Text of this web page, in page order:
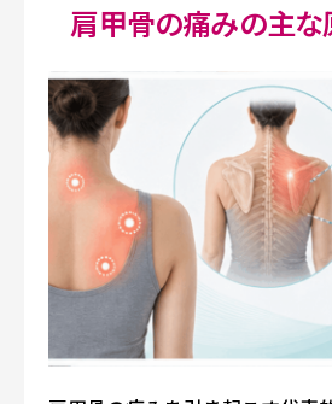
肩甲骨の痛みの主